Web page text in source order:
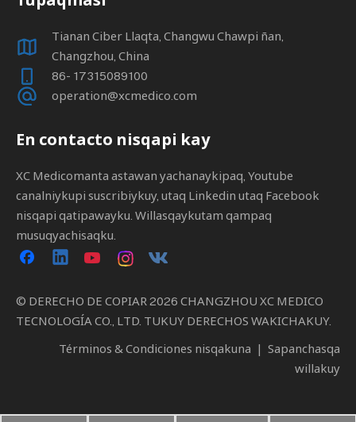
Tianan Ciber Llaqta, Changwu Chawpi ñan,
Changzhou, China
86- 17315089100
operation@xcmedico.com
En contacto nisqapi kay
XC Medicomanta astawan yachanaykipaq, Youtube
canalniykupi suscribiykuy, utaq Linkedin utaq Facebook
nisqapi qatipawayku. Willasqaykutam qampaq
musuqyachisaqku.
© DERECHO DE COPIAR2026 CHANGZHOU XC MEDICO
TECNOLOGÍA CO., LTD. TUKUY DERECHOS WAKICHAKUY.
Términos & Condiciones nisqakuna | Sapanchasqa
willakuy